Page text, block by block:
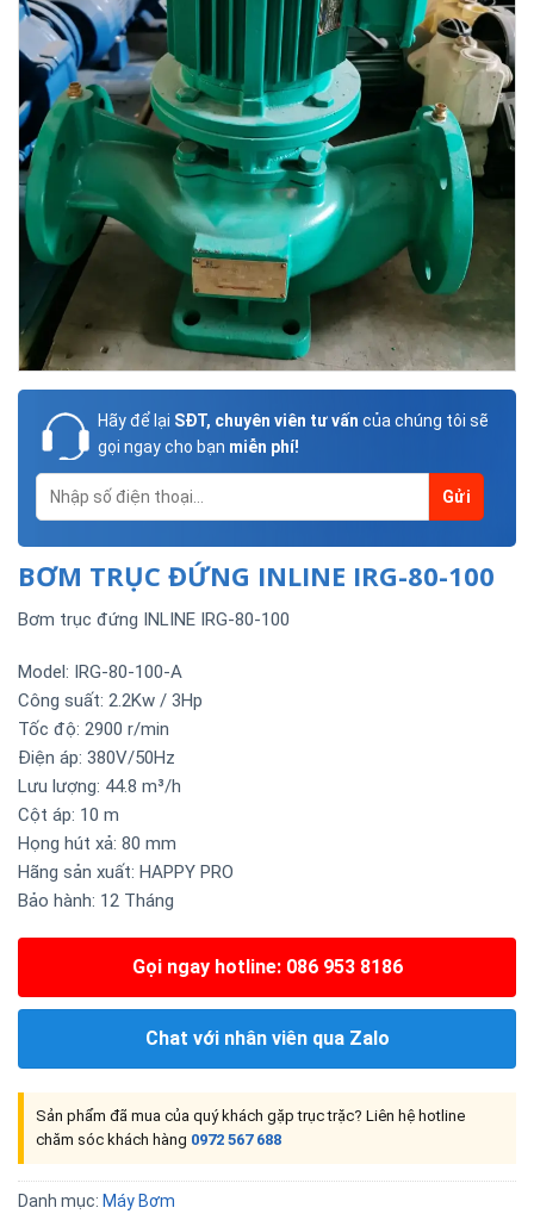
Hãy để lại SĐT, chuyên viên tư vấn của chúng tôi sẽ
gọi ngay cho bạn miễn phí!
BƠM TRỤC ĐỨNG INLINE IRG-80-100
Bơm trục đứng INLINE IRG-80-100
Model: IRG-80-100-A
Công suất: 2.2Kw / 3Hp
Tốc độ: 2900 r/min
Điện áp: 380V/50Hz
Lưu lượng: 44.8 m³/h
Cột áp: 10 m
Họng hút xả: 80 mm
Hãng sản xuất: HAPPY PRO
Bảo hành: 12 Tháng
Gọi ngay hotline: 086 953 8186
Chat với nhân viên qua Zalo
Sản phẩm đã mua của quý khách gặp trục trặc? Liên hệ hotline
chăm sóc khách hàng 0972 567 688
Danh mục: Máy Bơm